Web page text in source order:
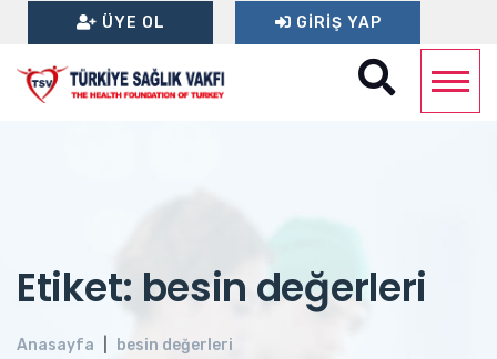
ÜYE OL GIRIŞ YAP
Etiket: besin değerleri
Anasayfa besin değerleri